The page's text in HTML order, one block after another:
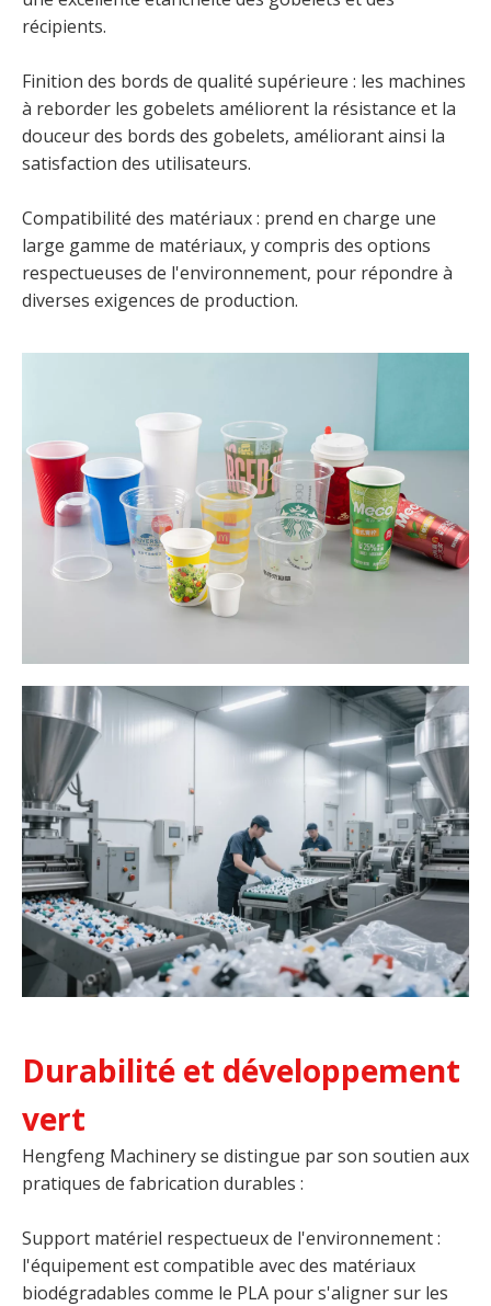
récipients.
Finition des bords de qualité supérieure : les machines
à reborder les gobelets améliorent la résistance et la
douceur des bords des gobelets, améliorant ainsi la
satisfaction des utilisateurs.
Compatibilité des matériaux : prend en charge une
large gamme de matériaux, y compris des options
respectueuses de l'environnement, pour répondre à
diverses exigences de production.
Durabilité et développement
vert
Hengfeng Machinery se distingue par son soutien aux
pratiques de fabrication durables :
Support matériel respectueux de l'environnement :
l'équipement est compatible avec des matériaux
biodégradables comme le PLA pour s'aligner sur les